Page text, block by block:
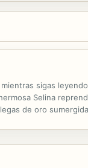
sigas
Selina
de oro